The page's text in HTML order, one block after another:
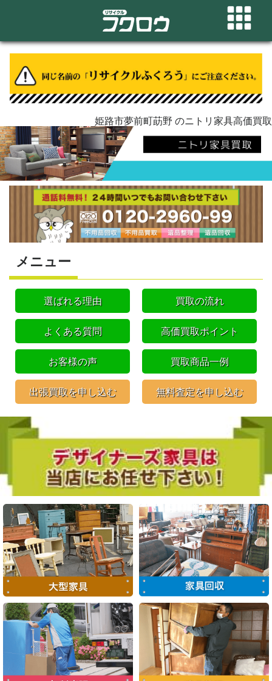
姫路市夢前町莇野 のニトリ家具高価買取
メニュー
選ばれる理由 買取の流れ
よくある質問 高価買取ポイント
お客様の声 買取商品一例
出張買取を申し込む 無料査定を申し込む